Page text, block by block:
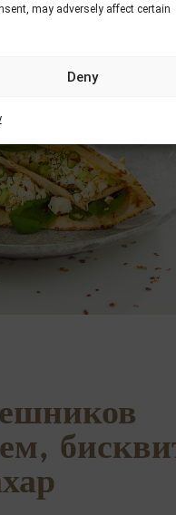
may adversely affect certain
Deny